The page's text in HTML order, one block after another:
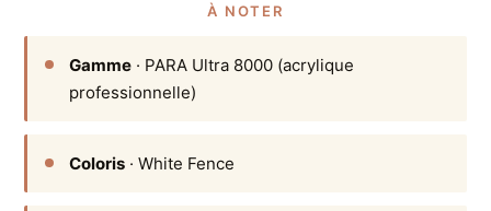
À NOTER
Gamme · PARA Ultra 8000 (acrylique
professionnelle)
Coloris · White Fence